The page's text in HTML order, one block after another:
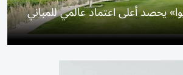
يحصد أعلى اعتماد عالمي للمباني